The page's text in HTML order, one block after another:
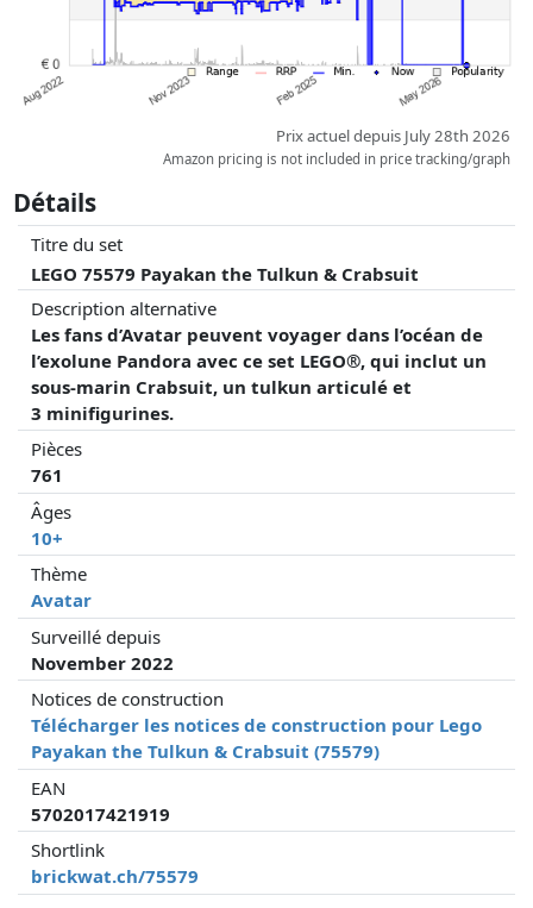
Prix actuel depuis July 28th 2026
Amazon pricing is not included in price tracking/graph
Détails
Titre du set
LEGO 75579 Payakan the Tulkun & Crabsuit
Description alternative
Les fans d’Avatar peuvent voyager dans l’océan de
l’exolune Pandora avec ce set LEGO®, qui inclut un
sous-marin Crabsuit, un tulkun articulé et
3 minifigurines.
Pièces
761
Âges
10+
Thème
Avatar
Surveillé depuis
November 2022
Notices de construction
Télécharger les notices de construction pour Lego
Payakan the Tulkun & Crabsuit (75579)
EAN
5702017421919
Shortlink
brickwat.ch/75579